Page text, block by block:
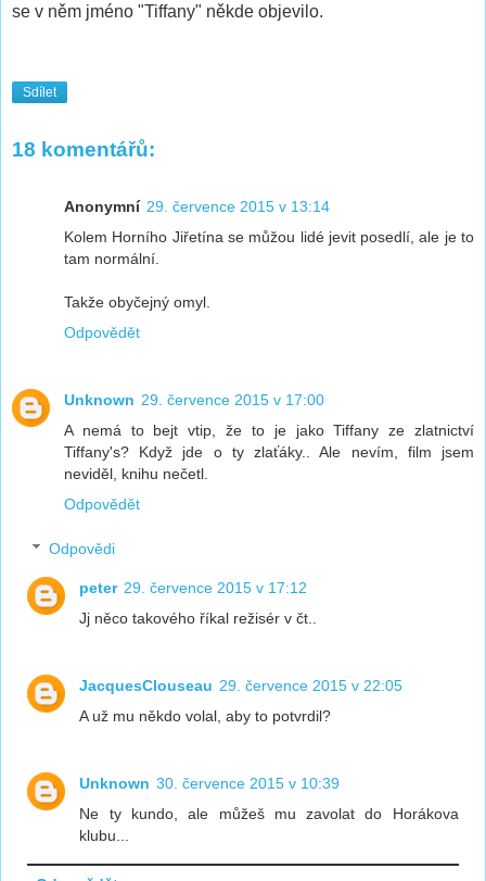
se v něm jméno "Tiffany" někde objevilo.
Sdílet
18 komentářů:
Anonymní 29. července 2015 v 13:14
Kolem Horního Jiřetína se můžou lidé jevit posedlí, ale je to
tam normální.
Takže obyčejný omyl.
Odpovědět
Unknown 29. července 2015 v 17:00
A nemá to bejt vtip, že to je jako Tiffany ze zlatnictví
Tiffany's? Když jde o ty zlaťáky.. Ale nevím, film jsem
neviděl, knihu nečetl.
Odpovědět
Odpovědi
peter 29. července 2015 v 17:12
Jj něco takového říkal režisér v čt..
JacquesClouseau 29. července 2015 v 22:05
A už mu někdo volal, aby to potvrdil?
Unknown 30. července 2015 v 10:39
Ne ty kundo, ale můžeš mu zavolat do Horákova
klubu...